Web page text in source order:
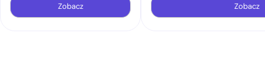
Zobacz Zobacz